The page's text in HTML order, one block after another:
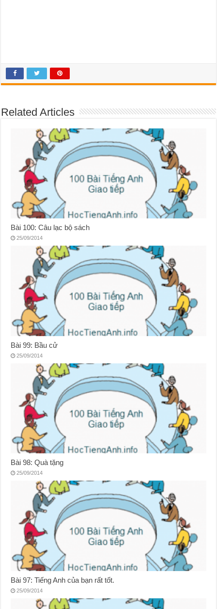
Related Articles
Bài 100: Câu lạc bộ sách
25/09/2014
Bài 99: Bầu cử
25/09/2014
Bài 98: Quà tặng
25/09/2014
Bài 97: Tiếng Anh của bạn rất tốt.
25/09/2014